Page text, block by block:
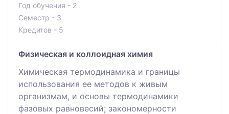
Год обучения - 2
Семестр - 3
Кредитов - 5
Физическая и коллоидная химия
Химическая термодинамика и границы
использования ее методов к живым
организмам, и основы термодинамики
фазовых равновесий; закономерности